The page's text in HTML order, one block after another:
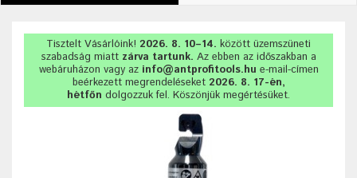
Tisztelt Vásárlóink! 2026. 8. 10–14. között üzemszüneti
szabadság miatt zárva tartunk. Az ebben az időszakban a
webáruházon vagy az info@antprofitools.hu e-mail-címen
beérkezett megrendeléseket 2026. 8. 17-én,
hétfőn dolgozzuk fel. Köszönjük megértésüket.